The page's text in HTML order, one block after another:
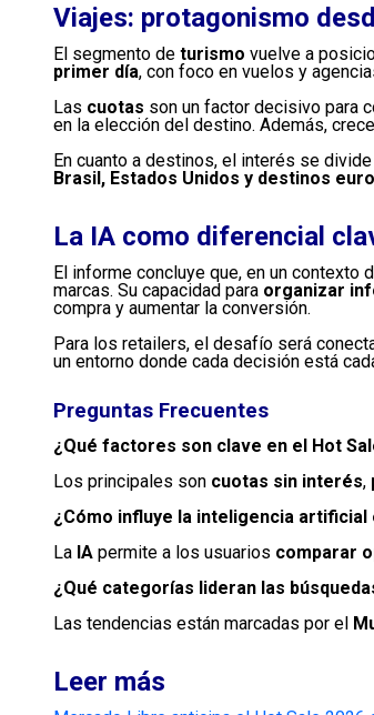
Viajes: protagonismo
El segmento de turismo vuelve a
primer día, con foco en vuelos y
Las cuotas son un factor decisivo para
en la elección del destino. Además,
En cuanto a destinos, el interés se
Brasil, Estados Unidos y destinos
La IA como diferencial
El informe concluye que, en un contexto
marcas. Su capacidad para organizar
compra y aumentar la conversión.
Para los retailers, el desafío será
un entorno donde cada decisión está
Preguntas Frecuentes
¿Qué factores son clave en el Hot
Los principales son cuotas sin interés,
¿Cómo influye la inteligencia artificial
La IA permite a los usuarios comparar
¿Qué categorías lideran las
Las tendencias están marcadas por el
Leer más